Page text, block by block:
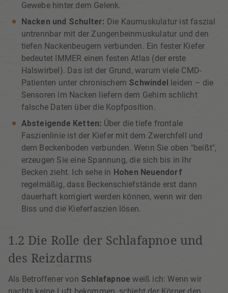
Gewebe hinter dem Gelenk.
Nacken und Schulter: Die Kaumuskulatur ist faszial
untrennbar mit der Zungenbeinmuskulatur und den
tiefen Nackenbeugern verbunden. Ein fester Kiefer
bedeutet IMMER einen festen Atlas (der erste
Halswirbel). Das ist der Grund, warum viele CMD-
Patienten unter chronischem Schwindel
leiden – die
Sensoren im Nacken liefern dem Gehirn schlicht
falsche Daten über die Kopfposition.
Absteigende Ketten: Über die tiefe frontale
Faszienlinie ist der Kiefer mit dem Zwerchfell und
dem Beckenboden verbunden. Wenn Sie oben "beißt",
erzeugen Sie eine Spannung, die sich bis in Ihr
Becken zieht. Ich sehe in Hohen Neuendorf
regelmäßig, dass Beckenschiefstände erst dann
dauerhaft korrigiert werden können, wenn wir den
Biss und die Kieferfaszien lösen.
1.2 Die Rolle der Schlafapnoe und
des Reizdarms
Als Betroffener von Schlafapnoe weiß ich: Wenn wir